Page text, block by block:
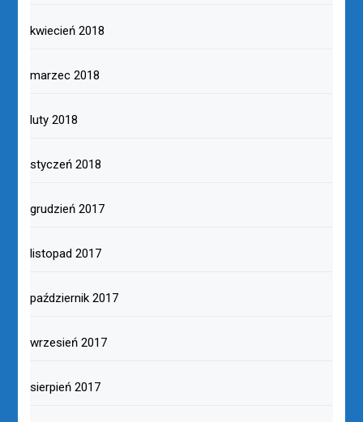
kwiecień 2018
marzec 2018
luty 2018
styczeń 2018
grudzień 2017
listopad 2017
październik 2017
wrzesień 2017
sierpień 2017